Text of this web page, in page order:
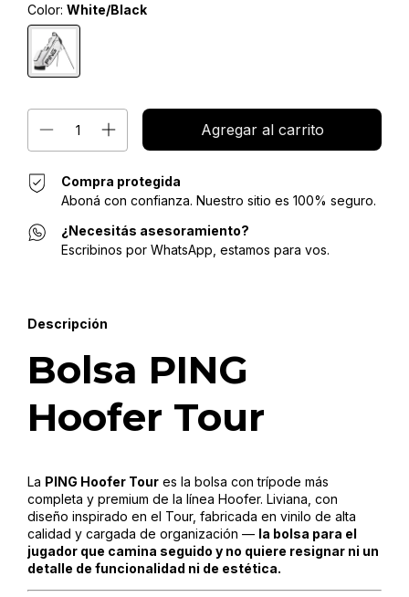
Color: White/Black
Compra protegida
Aboná con confianza. Nuestro sitio es 100% seguro.
¿Necesitás asesoramiento?
Escribinos por WhatsApp, estamos para vos.
Descripción
Bolsa PING
Hoofer Tour
La PING Hoofer Tour es la bolsa con trípode más
completa y premium de la línea Hoofer. Liviana, con
diseño inspirado en el Tour, fabricada en vinilo de alta
calidad y cargada de organización — la bolsa para el
jugador que camina seguido y no quiere resignar ni un
detalle de funcionalidad ni de estética.